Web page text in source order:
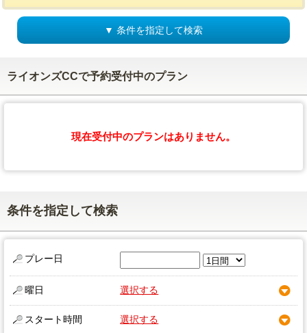
▼ 条件を指定して検索
ライオンズCCで予約受付中のプラン
現在受付中のプランはありません。
条件を指定して検索
プレー日
曜日 選択する
スタート時間 選択する